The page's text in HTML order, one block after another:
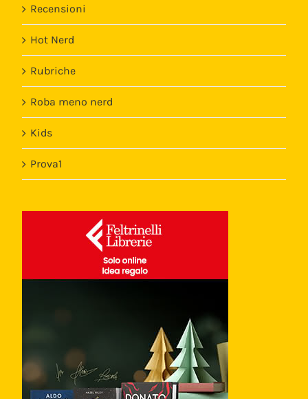
Recensioni
Hot Nerd
Rubriche
Roba meno nerd
Kids
Prova1